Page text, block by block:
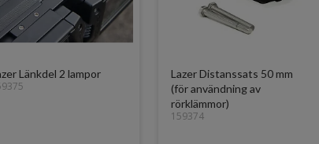
Länkdel 2 lampor
Lazer Distanssats 50 mm
(för användning av
rörklämmor)
159374